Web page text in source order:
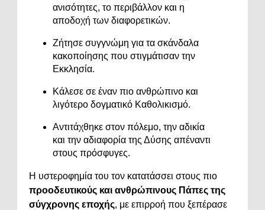
ανισότητες, το περιβάλλον και η
αποδοχή των διαφορετικών.
Ζήτησε συγγνώμη για τα σκάνδαλα
κακοποίησης που στιγμάτισαν την
Εκκλησία.
Κάλεσε σε έναν πιο ανθρώπινο και
λιγότερο δογματικό Καθολικισμό.
Αντιτάχθηκε στον πόλεμο, την αδικία
και την αδιαφορία της Δύσης απέναντι
στους πρόσφυγες.
Η υστεροφημία του τον κατατάσσει στους πιο
προοδευτικούς και ανθρώπινους Πάπες της
σύγχρονης εποχής, με επιρροή που ξεπέρασε